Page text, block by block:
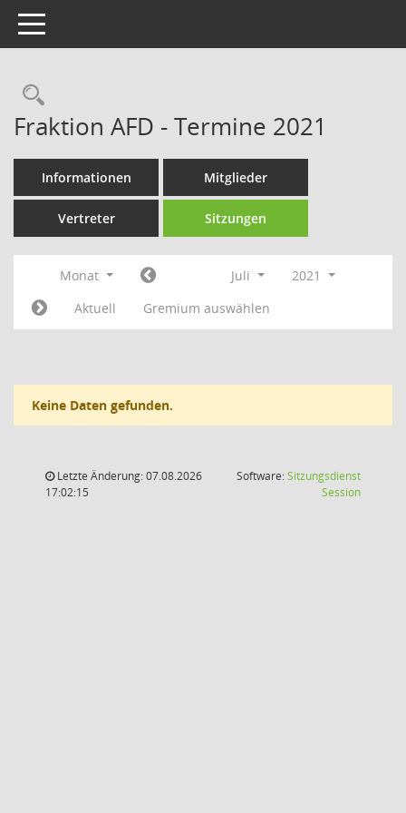
Toggle navigation
Rechercheauswahl
Fraktion AFD - Termine 2021
Informationen Mitglieder
Vertreter Sitzungen
Monat Juli
2021
Aktuell
Gremium auswählen
Keine Daten gefunden.
Letzte Änderung: 07.08.2026
17:02:15
Software:Sitzungsdienst
Session(Wird in